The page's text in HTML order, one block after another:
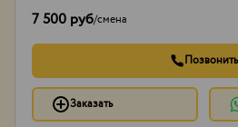
7 500 руб/смена
Позвонить
Заказать